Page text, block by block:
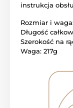
instrukcja
Rozmiar i
Długość
Szerokość na
Waga: 217g